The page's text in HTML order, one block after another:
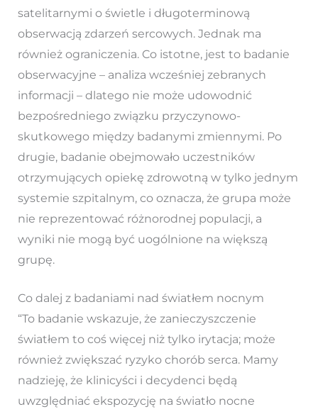
satelitarnymi o świetle i długoterminową
obserwacją zdarzeń sercowych. Jednak ma
również ograniczenia. Co istotne, jest to badanie
obserwacyjne – analiza wcześniej zebranych
informacji – dlatego nie może udowodnić
bezpośredniego związku przyczynowo-
skutkowego między badanymi zmiennymi. Po
drugie, badanie obejmowało uczestników
otrzymujących opiekę zdrowotną w tylko jednym
systemie szpitalnym, co oznacza, że grupa może
nie reprezentować różnorodnej populacji, a
wyniki nie mogą być uogólnione na większą
grupę.
Co dalej z badaniami nad światłem nocnym
“To badanie wskazuje, że zanieczyszczenie
światłem to coś więcej niż tylko irytacja; może
również zwiększać ryzyko chorób serca. Mamy
nadzieję, że klinicyści i decydenci będą
uwzględniać ekspozycję na światło nocne